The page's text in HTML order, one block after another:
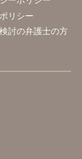
リシー
討の弁護士の方